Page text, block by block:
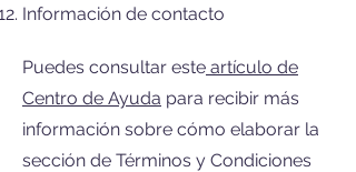
Información de contacto
Puedes consultar este artículo de
Centro de Ayuda para recibir más
información sobre cómo elaborar la
sección de Términos y Condiciones